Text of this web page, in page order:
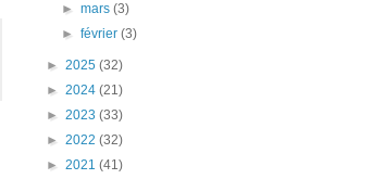
►mars(3)
►février(3)
► 2025 (32)
► 2024 (21)
► 2023 (33)
► 2022 (32)
► 2021 (41)